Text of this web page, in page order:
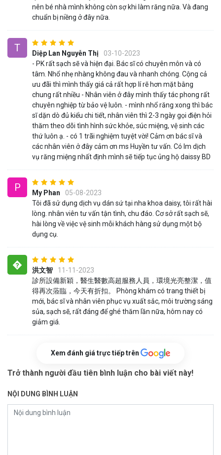
nên bé nhà mình không còn sợ khi làm răng nữa. Và đang
chuẩn bị niềng ở đây nữa.
T Diệp Lan Nguyễn Thị
03-10-2023
- PK rất sạch sẽ và hiện đại. Bác sĩ có chuyên môn và có
tâm. Nhổ nhẹ nhàng không đau và nhanh chóng. Cộng cả
ưu đãi thì mình thấy giá cả rất hợp lí rẽ hơn mặt bằng
chung rất nhiều - Nhân viên ở đây mình thấy tác phong rất
chuyên nghiệp từ bảo vệ luôn. - mình nhổ răng xong thì bác
sĩ dặn dò đủ kiểu chi tiết, nhân viên thì 2-3 ngày gọi điện hỏi
thăm theo dõi tình hình sức khỏe, súc miệng, vệ sinh các
thứ luôn ạ. - có 1 trãi nghiệm tuyệt vời! Cảm ơn bác sĩ và
các nhân viên ở đây cảm ơn ms Huyền tư vấn. Có lm dịch
vụ răng miệng nhất định mình sẽ tiếp tục ủng hộ daissy BD
P My Phan
05-08-2023
Tôi đã sử dụng dịch vụ dán sứ tại nha khoa daisy, tôi rất hài
lòng. nhân viên tư vấn tận tình, chu đáo. Cơ sở rất sạch sẽ,
hài lòng về việc vệ sinh mỗi khách hàng sử dụng một bộ
dụng cụ.
� 洪文智
11-11-2023
診所設備新穎，醫生醫數高超服務人員，環境光亮整潔，值
得再次蒞臨，今天有折扣。 Phòng khám có trang thiết bị
mới, bác sĩ và nhân viên phục vụ xuất sắc, môi trường sáng
sủa, sạch sẽ, rất đáng để ghé thăm lần nữa, hôm nay có
giảm giá.
Xem đánh giá trực tiếp trên
Trở thành người đầu tiên bình luận cho bài viết này!
NỘI DUNG BÌNH LUẬN